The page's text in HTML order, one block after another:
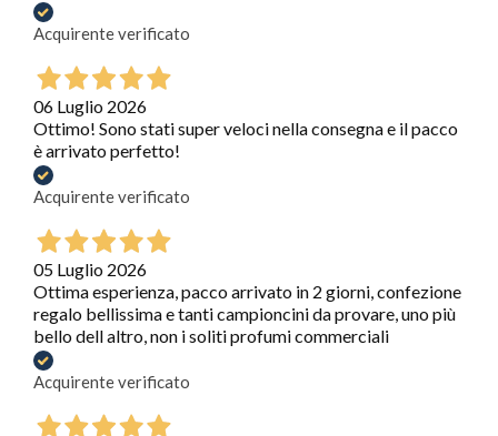
Acquirente verificato
06 Luglio 2026
Ottimo! Sono stati super veloci nella consegna e il pacco
è arrivato perfetto!
Acquirente verificato
05 Luglio 2026
Ottima esperienza, pacco arrivato in 2 giorni, confezione
regalo bellissima e tanti campioncini da provare, uno più
bello dell altro, non i soliti profumi commerciali
Acquirente verificato